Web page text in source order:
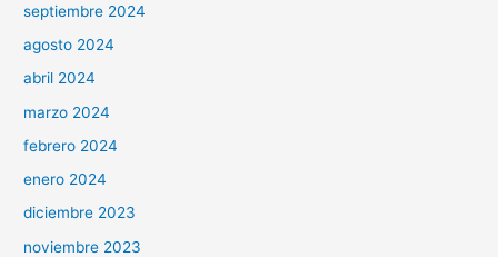
septiembre 2024
agosto 2024
abril 2024
marzo 2024
febrero 2024
enero 2024
diciembre 2023
noviembre 2023